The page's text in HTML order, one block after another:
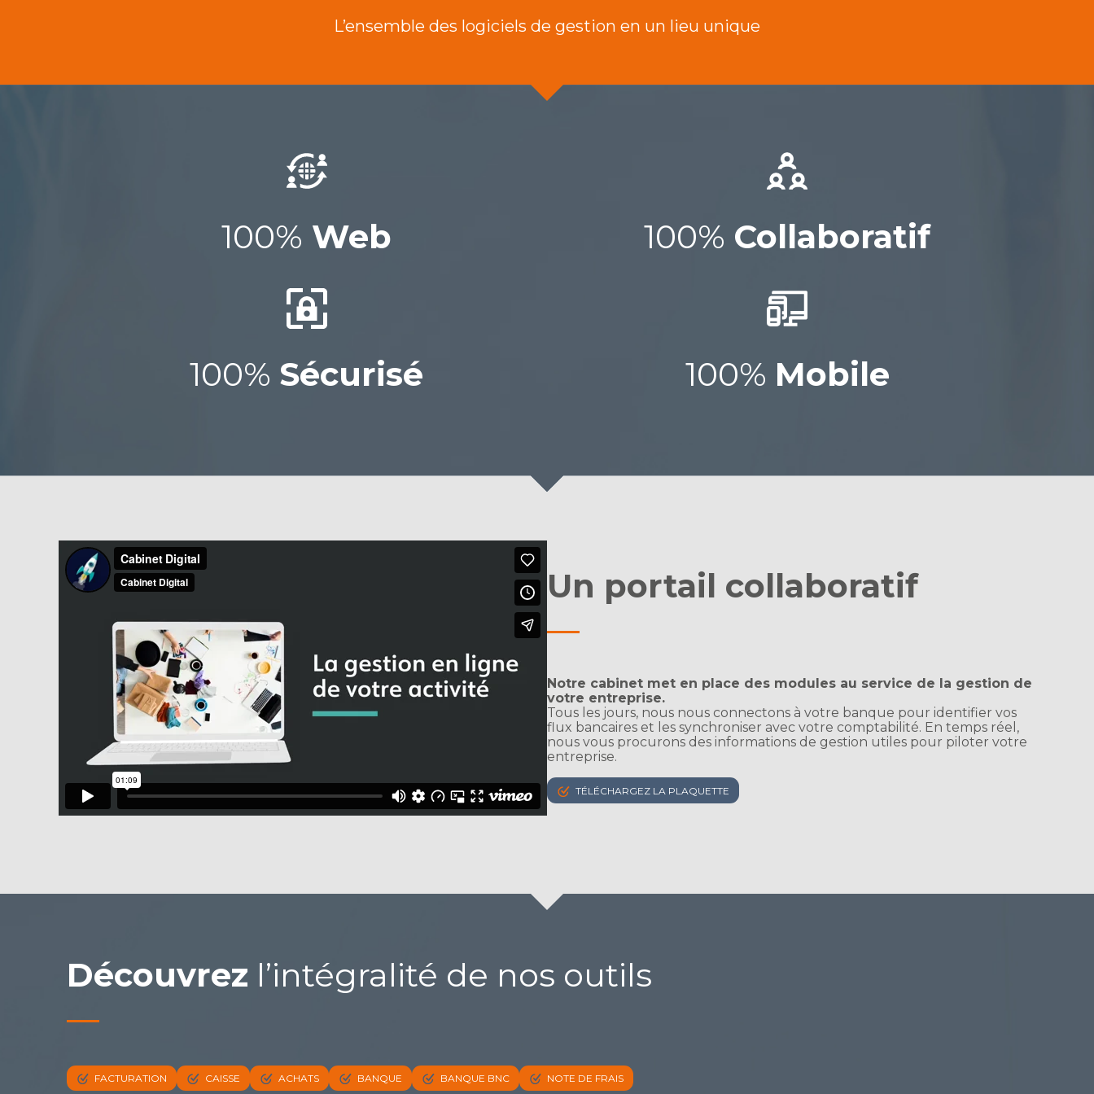
L’ensemble des logiciels de gestion en un lieu unique
100% Web 100% Collaboratif
100% Sécurisé 100% Mobile
Un portail collaboratif
Notre cabinet met en place des modules au service de la gestion de
votre entreprise.
Tous les jours, nous nous connectons à votre banque pour identifier vos
flux bancaires et les synchroniser avec votre comptabilité. En temps réel,
nous vous procurons des informations de gestion utiles pour piloter votre
entreprise.
TÉLÉCHARGEZ LA PLAQUETTE
Découvrez l’intégralité de nos outils
FACTURATION CAISSE ACHATS BANQUE BANQUE BNC NOTE DE FRAIS